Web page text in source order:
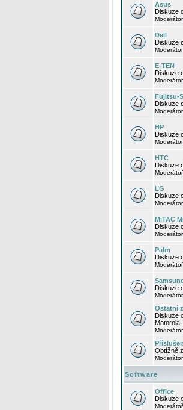
Asus
Diskuze
Moderátor
Dell
Diskuze
Moderátor
E-TEN
Diskuze
Moderátor
Fujitsu-
Diskuze
Moderátor
HP
Diskuze
Moderátor
HTC
Diskuze
LG
Diskuze
Moderátor
MiTAC
Diskuze
Moderátor
Palm
Diskuze
Diskuze
Moderátor
Ostatní
Diskuze
Moderátor
Obtížně
Moderátor
Software
Office
Diskuze